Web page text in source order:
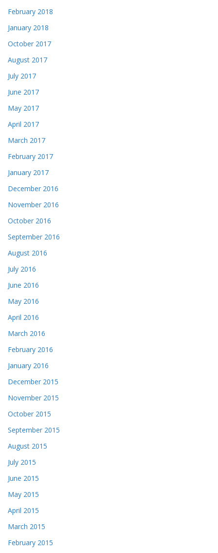
February 2018
January 2018
October 2017
August 2017
July 2017
June 2017
May 2017
April 2017
March 2017
February 2017
January 2017
December 2016
November 2016
October 2016
September 2016
August 2016
July 2016
June 2016
May 2016
April 2016
March 2016
February 2016
January 2016
December 2015
November 2015
October 2015
September 2015
August 2015
July 2015
June 2015
May 2015
April 2015
March 2015
February 2015